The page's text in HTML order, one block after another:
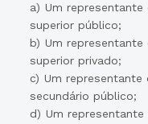
a) Um
superior público;
b) Um
superior privado;
c) Um
secundário público;
d) Um